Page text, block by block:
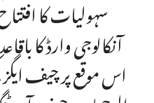
سہولیات کا
آنکالوجی وارڈ کا
اس موقع پر چیف